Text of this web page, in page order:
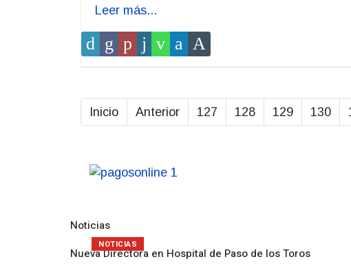
Leer más...
Inicio Anterior 127 128 129 130
Noticias
Nueva Directora en Hospital de Paso de los Toros
NOTICIAS